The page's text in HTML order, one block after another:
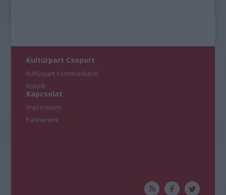
Kultúrpart Csoport
Kultúrpart Kommunikáció
Rólunk
Kapcsolat
Impresszum
Partnereink